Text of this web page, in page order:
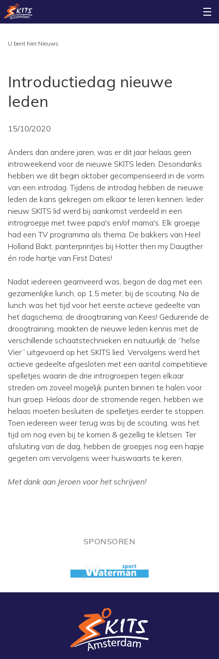
U bent hier:Nieuws
Introductiedag nieuwe
leden
15/10/2020
Anders dan andere jaren, was er dit jaar helaas geen
introweekend voor de nieuwe SKITS leden. Desondanks
hebben we dit begin oktober gecompenseerd in de vorm
van een introdag. Tijdens de introdag hebben de nieuwe
leden de kans gekregen om elkaar te leren kennen. Ieder
nieuw SKITS lid werd bij aankomst verdeeld in een
introgroepje met twee papa's en/of mama's. Elk groepje
had een TV programma als thema. De bakkers van Heel
Holland Bakt, panterprintjes bij Hotter then my Daugther
én rode hartje van First Dates!
Nadat iedereen gearriveerd was, begon de dag met een
gezamenlijke lunch, op 1.5 meter, bij de scouting. Na de
lunch was het tijd voor het eerste actieve gedeelte van
het dagschema; de droogtraining van Kees! Gedurende de
droogtraining, maakten de nieuwe leden kennis met de
verschillende schaatstechnieken en natuurlijk de ‘’helse
Vier’’ uitgevoerd op het SKITS lied. Vervolgens werd het
actieve gedeelte afgesloten met een aantal competitieve
spelletjes waarin de drie introgroepen tegen elkaar
streden om zoveel mogelijk punten binnen te halen voor
hun groep. Helaas door de stromende regen, hebben we
helaas moeten besluiten de spelletjes eerder te stoppen.
Toen iedereen weer terug was bij de scouting, was het
tijd om nog even bij te komen & gezellig te kletsen. Ter
afsluiting van de dag, hebben de groepjes nog een hapje
gegeten om vervolgens weer huiswaarts te keren.
Met dank aan Jeroen voor het schrijven!
SPONSOREN